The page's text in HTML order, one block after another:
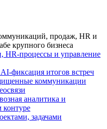
продаж, HR и
крупного бизнеса
HR-процессы и управление
фиксация итогов встреч
коммуникации
аналитика и
задачами